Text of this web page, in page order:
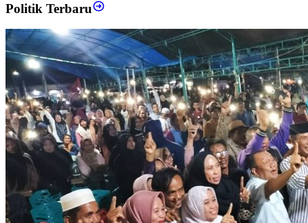
Politik Terbaru